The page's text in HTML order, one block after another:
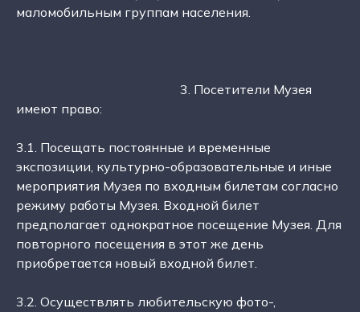
маломобильным группам населения.
3. Посетители Музея
имеют право:
3.1. Посещать постоянные и временные
экспозиции, культурно-образовательные и иные
мероприятия Музея по входным билетам согласно
режиму работы Музея. Входной билет
предполагает однократное посещение Музея. Для
повторного посещения в этот же день
приобретается новый входной билет.
3.2. Осуществлять любительскую фото-,